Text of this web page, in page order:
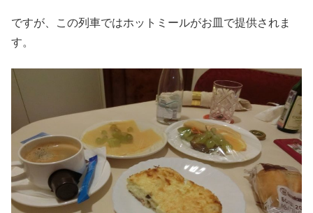
ですが、この列車ではホットミールがお皿で提供されま
す。